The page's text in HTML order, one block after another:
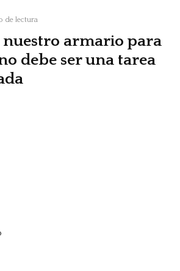
de lectura
nuestro armario para
debe ser una tarea